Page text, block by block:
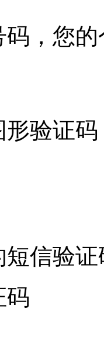
，您
验证码
信验证
码